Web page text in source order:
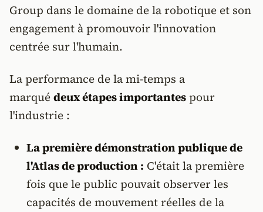
Group dans le domaine de la robotique et son
engagement à promouvoir l'innovation
centrée sur l'humain.
La performance de la mi-temps a
marquédeux étapes importantespour
l'industrie :
La première démonstration publique de
l'Atlas de production : C'était la première
fois que le public pouvait observer les
capacités de mouvement réelles de la